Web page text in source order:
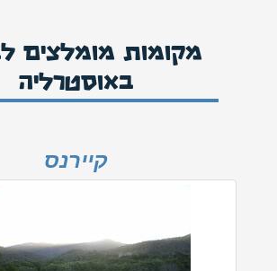
מקומות מומלצים
באוסטרליה
קיירנס